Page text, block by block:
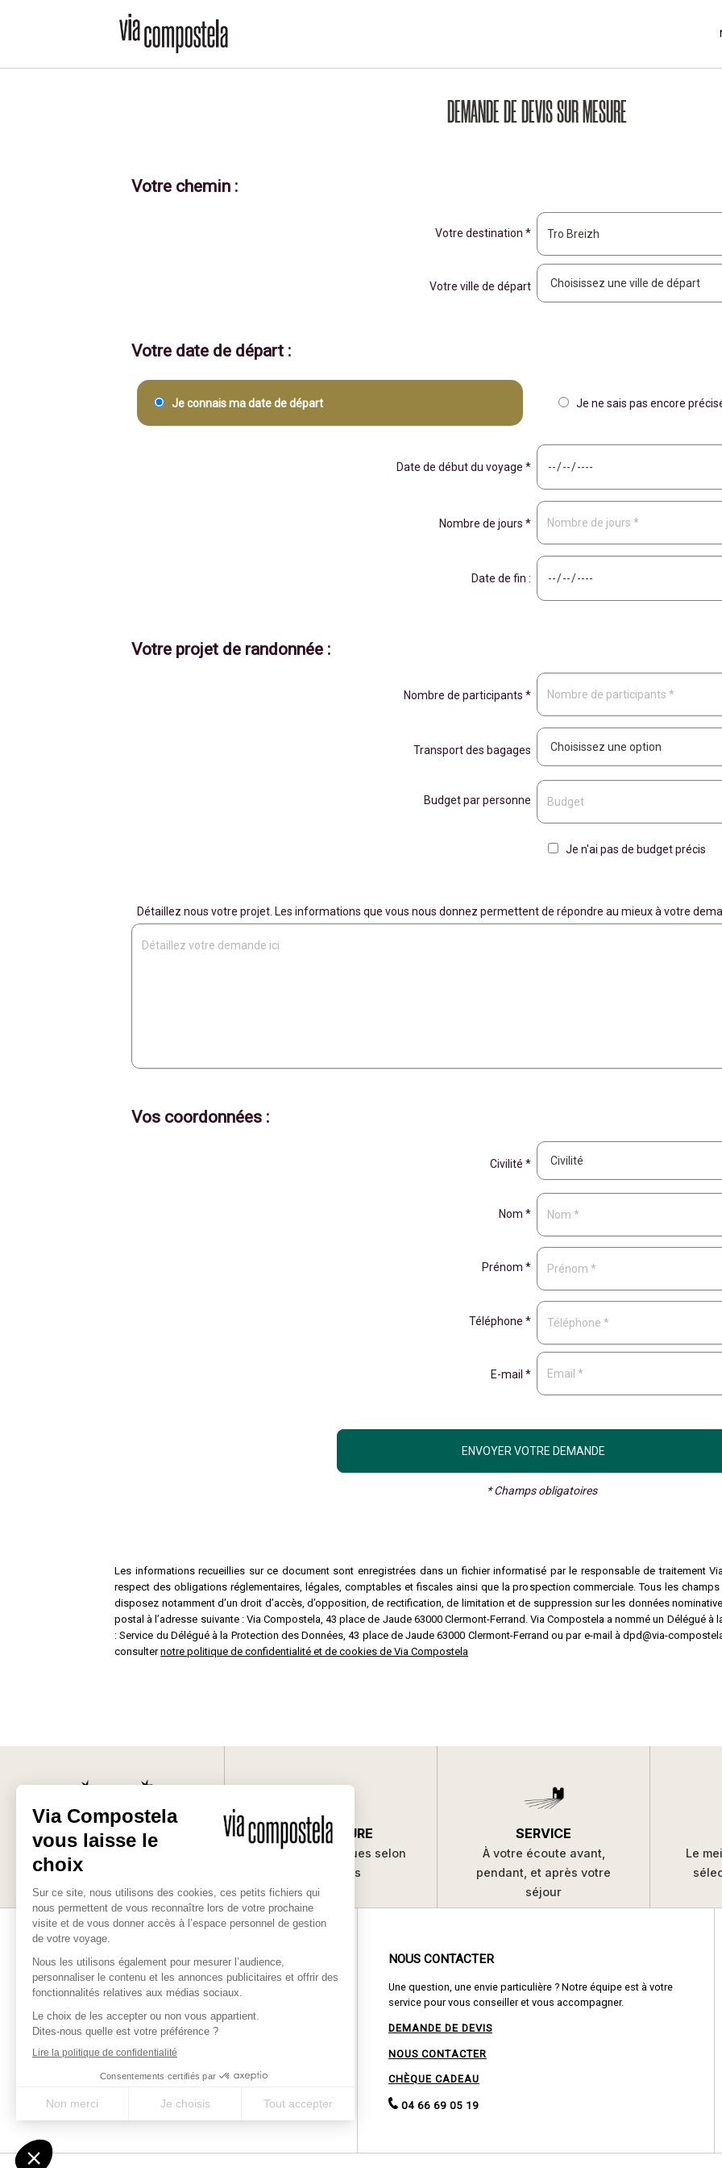
DEMANDE DE DEVIS SUR MESURE
Votre chemin :
Votre destination *
Votre ville de départ
Votre date de départ :
Je connais ma date de départ Je ne sais pas encore
Date de début du voyage *
Nombre de jours *
Date de fin :
Votre projet de randonnée :
Nombre de participants *
Transport des bagages
Budget par personne
Je n'ai pas de budget précis
Détaillez nous votre projet. Les informations que vous nous donnez permettent de répondre au mieux à votre
Vos coordonnées :
Civilité *
Nom *
Prénom *
Téléphone *
E-mail *
* Champs obligatoires
Les informations recueillies sur ce document sont enregistrées dans un fichier informatisé par le responsable de traitement
respect des obligations réglementaires, légales, comptables et fiscales ainsi que la prospection commerciale. Tous les
disposez notamment d’un droit d’accès, d’opposition, de rectification, de limitation et de suppression sur les données
postal à l’adresse suivante : Via Compostela, 43 place de Jaude 63000 Clermont-Ferrand. Via Compostela a nommé un Délégué
: Service du Délégué à la Protection des Données, 43 place de Jaude 63000 Clermont-Ferrand ou par e-mail à dpd@via-
consulternotre politique de confidentialité et de cookies de Via Compostela
Les bonnes raisons
de partir avec nous
SUR-MESURE
Des séjours uniques selon
vos envies
SERVICE
À votre écoute avant,
pendant, et après votre
séjour
Le
Sylva SAS pour vous offrir le meilleur des chemins millénaires
en France, en Europe et dans le monde.
NOUS CONTACTER
Une question, une envie particulière ? Notre équipe est à votre
service pour vous conseiller et vous accompagner.
DEMANDE DE DEVIS
NOUS CONTACTER
CHÈQUE CADEAU
04 66 69 05 19